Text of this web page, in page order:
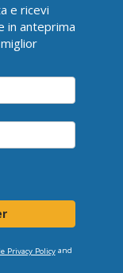
e ricevi
in anteprima
Privacy Policyand